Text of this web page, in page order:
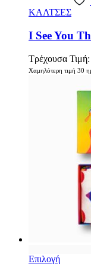
Οι
σελίδα
ΚΑΛΤΣΕΣ
I See You
Τρέχουσα Τιμή:
Χαμηλότερη τιμή 30
ΕπιλογήΑυτό